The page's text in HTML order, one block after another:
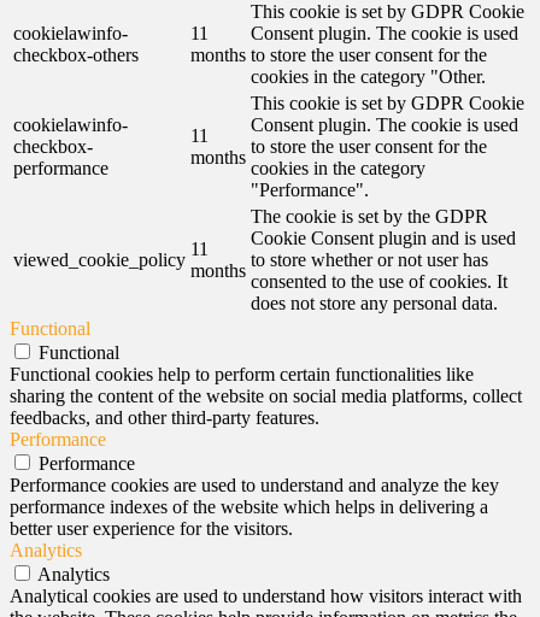
cookielawinfo-
checkbox-others
11
months
This cookie is set by GDPR Cookie
Consent plugin. The cookie is used
to store the user consent for the
cookies in the category "Other.
cookielawinfo-
checkbox-
performance
11
months
This cookie is set by GDPR Cookie
Consent plugin. The cookie is used
to store the user consent for the
cookies in the category
"Performance".
viewed_cookie_policy
11
months
The cookie is set by the GDPR
Cookie Consent plugin and is used
to store whether or not user has
consented to the use of cookies. It
does not store any personal data.
Functional
Functional
Functional cookies help to perform certain functionalities like
sharing the content of the website on social media platforms, collect
feedbacks, and other third-party features.
Performance
Performance
Performance cookies are used to understand and analyze the key
performance indexes of the website which helps in delivering a
better user experience for the visitors.
Analytics
Analytics
Analytical cookies are used to understand how visitors interact with